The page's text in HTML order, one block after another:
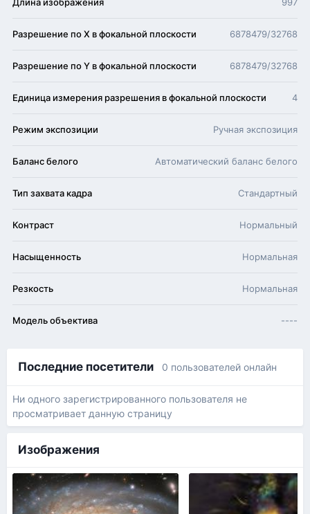
Разрешение по X в фокальной плоскости 6878479/32768
Разрешение по Y в фокальной плоскости 6878479/32768
Единица измерения разрешения в фокальной плоскости 4
Режим экспозиции Ручная экспозиция
Баланс белого Автоматический баланс белого
Тип захвата кадра Стандартный
Контраст Нормальный
Насыщенность Нормальная
Резкость Нормальная
Модель объектива ----
Последние посетители 0 пользователей онлайн
Ни одного зарегистрированного пользователя не
просматривает данную страницу
Изображения